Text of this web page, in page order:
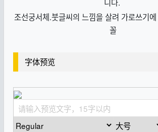
니다.
조선궁서체.붓글씨의 느낌을 살려 가로쓰기
꼴
字体预览